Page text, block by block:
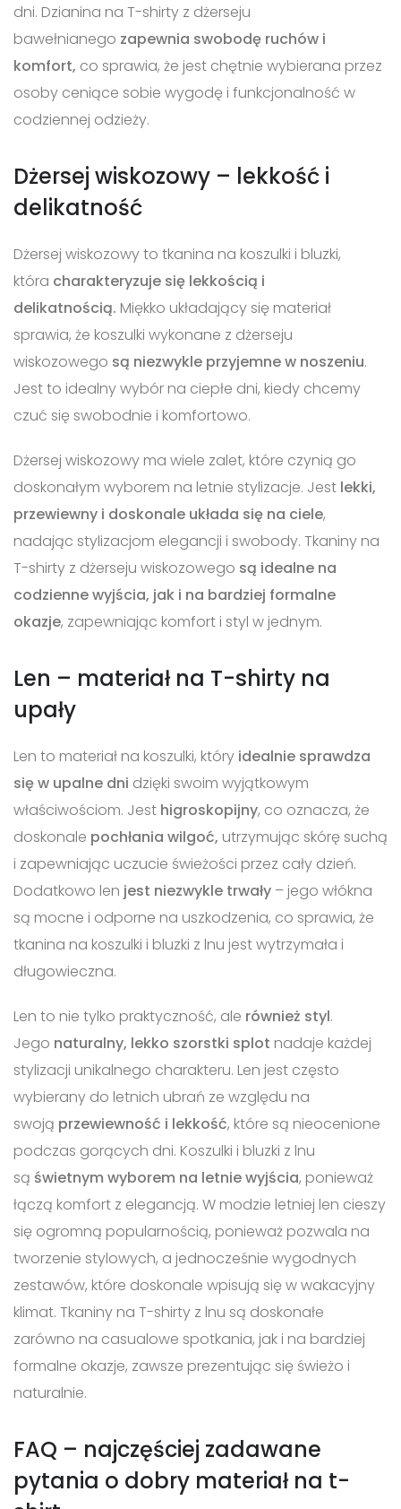
dni. Dzianina na T-shirty z dżerseju
bawełnianego zapewnia swobodę ruchów i
komfort, co sprawia, że jest chętnie wybierana przez
osoby ceniące sobie wygodę i funkcjonalność w
codziennej odzieży.
Dżersej wiskozowy – lekkość i
delikatność
Dżersej wiskozowy to tkanina na koszulki i bluzki,
która charakteryzuje się lekkością i
delikatnością. Miękko układający się materiał
sprawia, że koszulki wykonane z dżerseju
wiskozowego są niezwykle przyjemne w noszeniu.
Jest to idealny wybór na ciepłe dni, kiedy chcemy
czuć się swobodnie i komfortowo.
Dżersej wiskozowy ma wiele zalet, które czynią go
doskonałym wyborem na letnie stylizacje. Jest lekki,
przewiewny i doskonale układa się na ciele,
nadając stylizacjom elegancji i swobody. Tkaniny na
T-shirty z dżerseju wiskozowego są idealne na
codzienne wyjścia, jak i na bardziej formalne
okazje, zapewniając komfort i styl w jednym.
Len – materiał na T-shirty na
upały
Len to materiał na koszulki, który idealnie sprawdza
się w upalne dni dzięki swoim wyjątkowym
właściwościom. Jest higroskopijny, co oznacza, że
doskonale pochłania wilgoć, utrzymując skórę suchą
i zapewniając uczucie świeżości przez cały dzień.
Dodatkowo len jest niezwykle trwały – jego włókna
są mocne i odporne na uszkodzenia, co sprawia, że
tkanina na koszulki i bluzki z lnu jest wytrzymała i
długowieczna.
Len to nie tylko praktyczność, ale również styl.
Jego naturalny, lekko szorstki splot nadaje każdej
stylizacji unikalnego charakteru. Len jest często
wybierany do letnich ubrań ze względu na
swoją przewiewność i lekkość, które są nieocenione
podczas gorących dni. Koszulki i bluzki z lnu
są świetnym wyborem na letnie wyjścia, ponieważ
łączą komfort z elegancją. W modzie letniej len cieszy
się ogromną popularnością, ponieważ pozwala na
tworzenie stylowych, a jednocześnie wygodnych
zestawów, które doskonale wpisują się w wakacyjny
klimat. Tkaniny na T-shirty z lnu są doskonałe
zarówno na casualowe spotkania, jak i na bardziej
formalne okazje, zawsze prezentując się świeżo i
naturalnie.
FAQ – najczęściej zadawane
pytania o dobry materiał na t-